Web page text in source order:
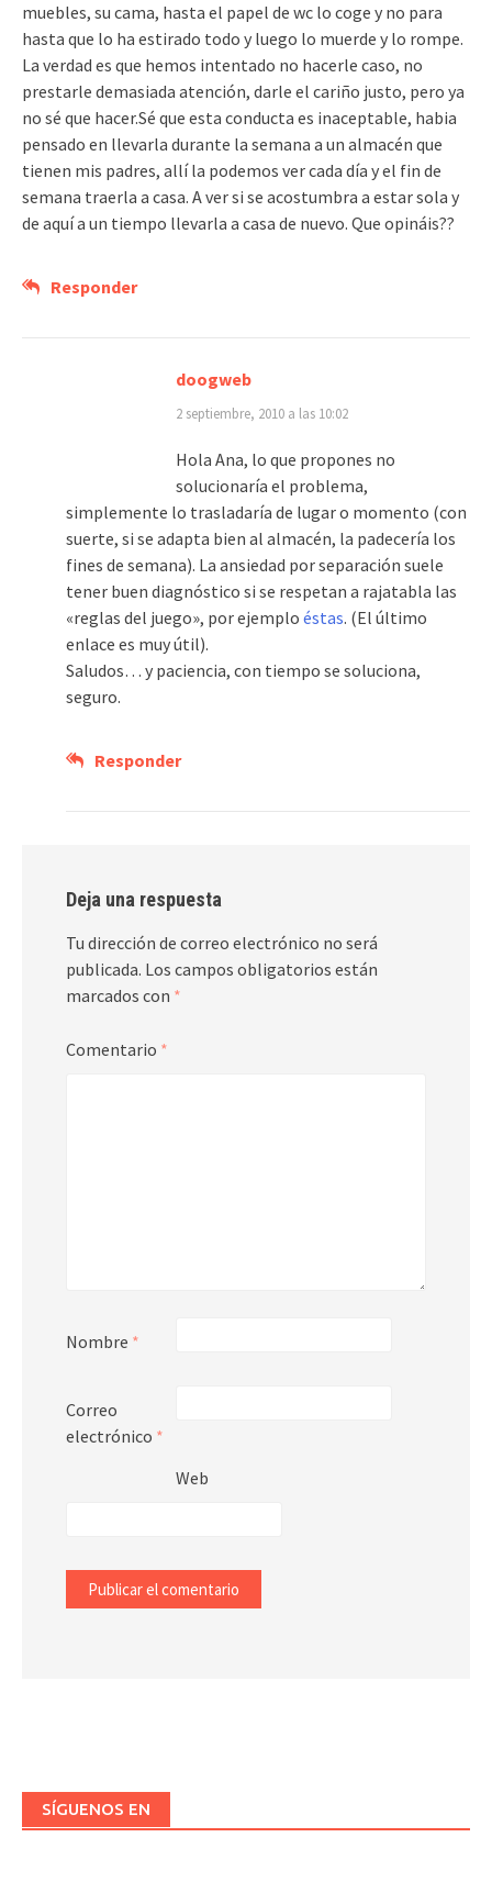
muebles, su cama, hasta el papel de wc lo coge y no para
hasta que lo ha estirado todo y luego lo muerde y lo rompe.
La verdad es que hemos intentado no hacerle caso, no
prestarle demasiada atención, darle el cariño justo, pero ya
no sé que hacer.Sé que esta conducta es inaceptable, habia
pensado en llevarla durante la semana a un almacén que
tienen mis padres, allí la podemos ver cada día y el fin de
semana traerla a casa. A ver si se acostumbra a estar sola y
de aquí a un tiempo llevarla a casa de nuevo. Que opináis??
Responder
doogweb
2 septiembre, 2010 a las 10:02
Hola Ana, lo que propones no
solucionaría el problema,
simplemente lo trasladaría de lugar o momento (con
suerte, si se adapta bien al almacén, la padecería los
fines de semana). La ansiedad por separación suele
tener buen diagnóstico si se respetan a rajatabla las
«reglas del juego», por ejemplo éstas. (El último
enlace es muy útil).
Saludos… y paciencia, con tiempo se soluciona,
seguro.
Responder
Deja una respuesta
Tu dirección de correo electrónico no será
publicada. Los campos obligatorios están
marcados con *
Comentario *
Nombre *
Correo
electrónico *
Web
SÍGUENOS EN